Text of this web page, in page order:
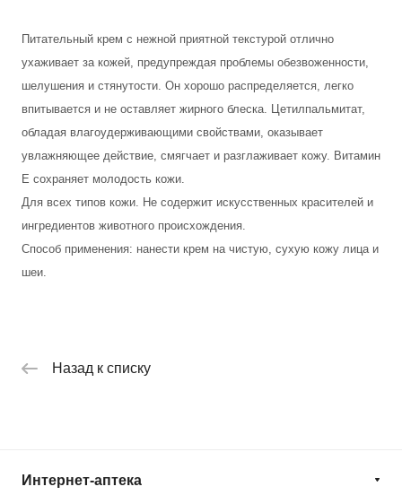
Питательный крем с нежной приятной текстурой отлично
ухаживает за кожей, предупреждая проблемы обезвоженности,
шелушения и стянутости. Он хорошо распределяется, легко
впитывается и не оставляет жирного блеска. Цетилпальмитат,
обладая влагоудерживающими свойствами, оказывает
увлажняющее действие, смягчает и разглаживает кожу. Витамин
Е сохраняет молодость кожи.
Для всех типов кожи. Не содержит искусственных красителей и
ингредиентов животного происхождения.
Способ применения: нанести крем на чистую, сухую кожу лица и
шеи.
Назад к списку
Интернет-аптека